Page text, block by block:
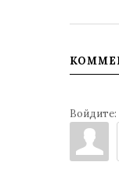
Войдите: